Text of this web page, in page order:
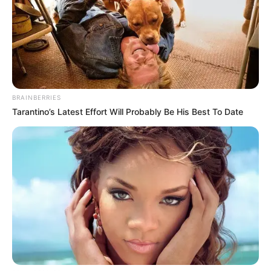
BRAINBERRIES
Tarantino’s Latest Effort Will Probably Be His Best To Date